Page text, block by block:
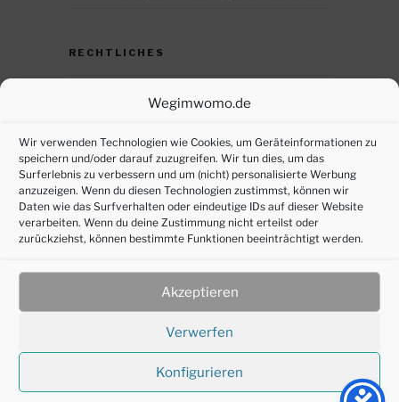
Wegimwomo.de
Wir verwenden Technologien wie Cookies, um Geräteinformationen zu
speichern und/oder darauf zuzugreifen. Wir tun dies, um das
Surferlebnis zu verbessern und um (nicht) personalisierte Werbung
anzuzeigen. Wenn du diesen Technologien zustimmst, können wir
Daten wie das Surfverhalten oder eindeutige IDs auf dieser Website
verarbeiten. Wenn du deine Zustimmung nicht erteilst oder
zurückziehst, können bestimmte Funktionen beeinträchtigt werden.
Akzeptieren
Verwerfen
Konfigurieren
RECHTLICHES
Impressum
Cookie-Richtlinie (EU)
©2016-2025 joepl-design